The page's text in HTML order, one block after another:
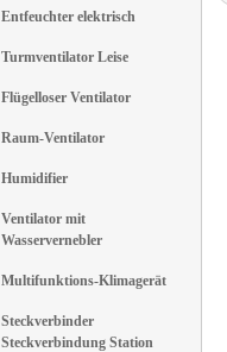
Entfeuchter elektrisch
Turmventilator Leise
Flügelloser Ventilator
Raum-Ventilator
Humidifier
Ventilator mit
Wasservernebler
Multifunktions-Klimagerät
Steckverbinder
Steckverbindung Station